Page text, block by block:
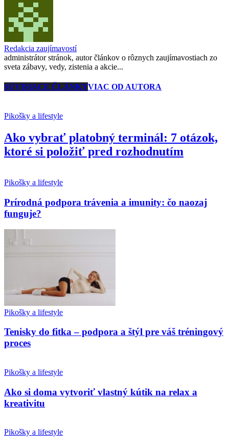
Redakcia zaujímavostí
administrátor stránok, autor článkov o rôznych zaujímavostiach zo
sveta zábavy, vedy, zistenia a akcie...
SÚVISIACE ČLÁNKYVIAC OD AUTORA
Pikošky a lifestyle
Ako vybrať platobný terminál: 7 otázok,
ktoré si položiť pred rozhodnutím
Pikošky a lifestyle
Prírodná podpora trávenia a imunity: čo naozaj
funguje?
Pikošky a lifestyle
Tenisky do fitka – podpora a štýl pre váš tréningový
proces
Pikošky a lifestyle
Ako si doma vytvoriť vlastný kútik na relax a
kreativitu
Pikošky a lifestyle